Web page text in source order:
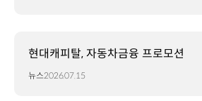
현대캐피탈, 자동차금융 프로모션
뉴스2026.07.15